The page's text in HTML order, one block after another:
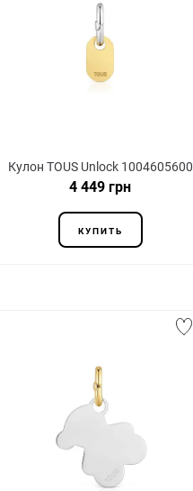
Кулон TOUS Unlock 1004605600
4 449 грн
КУПИТЬ